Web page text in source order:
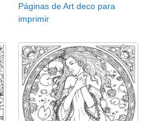
Páginas de Art deco para
imprimir